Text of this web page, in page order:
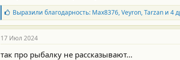
Б
л
а
г
о
д
Выразили благодарность: Max8376,Veyron,Tarzanи 4
17 Июл 2024
так про рыбалку не рассказывают...